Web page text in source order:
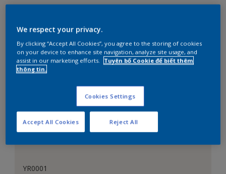
Gợi ý phối màu
YR0001
We respect your privacy.
By clicking “Accept All Cookies”, you agree to the storing of cookies
on your device to enhance site navigation, analyze site usage, and
assist in our marketing efforts.
Tuyên bố Cookie để biết thêm
thông tin.
Cookies Settings
Reject All
Accept All Cookies